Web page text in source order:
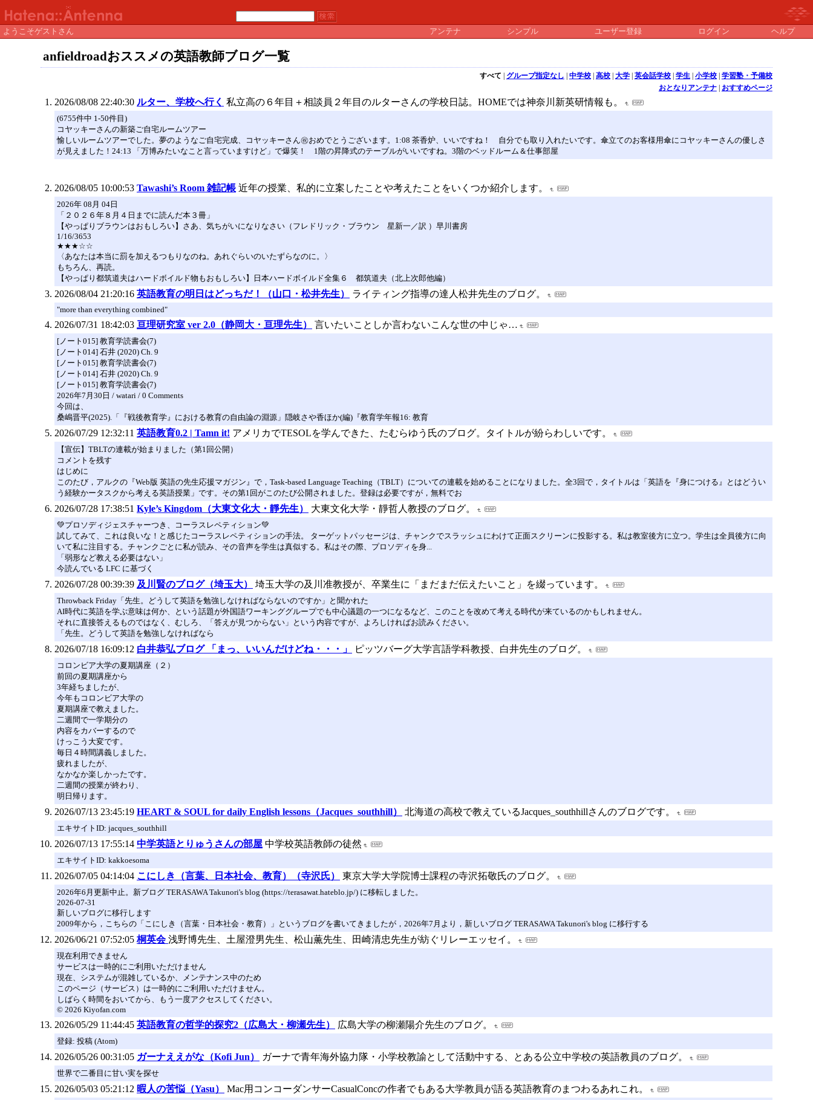
ようこそゲストさん アンテナ シンプル ユーザー登録 ログイン ヘルプ
anfieldroadおススメの英語教師ブログ一覧
すべて グループ指定なし 中学校| 高校| 大学| 英会話学校| 学生| 小学校| 学習塾・予備校
おとなりアンテナ| おすすめページ
2026/08/08 22:40:30 ルター、学校へ行く 私立高の６年目＋相談員２年目のルターさんの学校日誌。HOMEでは神奈川新英研情報も。
(6755件中 1-50件目)
コヤッキーさんの新築ご自宅ルームツアー
愉しいルームツアーでした。夢のようなご自宅完成、コヤッキーさん㊗おめでとうございます。1:08 茶香炉、いいですね！ 自分でも取り入れたいです。傘立てのお客様用傘にコヤッキーさんの優しさ
が見えました！24:13 「万博みたいなこと言っていますけど」で爆笑！ 1階の昇降式のテーブルがいいですね。3階のベッドルーム＆仕事部屋
2026/08/05 10:00:53 Tawashi’s Room 雑記帳 近年の授業、私的に立案したことや考えたことをいくつか紹介します。
2026年 08月 04日
「２０２６年８月４日までに読んだ本３冊」
【やっぱりブラウンはおもしろい】さあ、気ちがいになりなさい（フレドリック・ブラウン 星新一／訳 ）早川書房
1/16/3653
★★★☆☆
〈あなたは本当に罰を加えるつもりなのね。あれぐらいのいたずらなのに。〉
もちろん、再読。
【やっぱり都筑道夫はハードボイルド物もおもしろい】日本ハードボイルド全集６ 都筑道夫（北上次郎他編）
2026/08/04 21:20:16 英語教育の明日はどっちだ！（山口・松井先生） ライティング指導の達人松井先生のブログ。
"more than everything combined"
2026/07/31 18:42:03 亘理研究室 ver 2.0（静岡大・亘理先生） 言いたいことしか言わないこんな世の中じゃ…
[ノート015] 教育学読書会(7)
[ノート014] 石井 (2020) Ch. 9
[ノート015] 教育学読書会(7)
[ノート014] 石井 (2020) Ch. 9
[ノート015] 教育学読書会(7)
2026年7月30日 / watari / 0 Comments
今回は、
桑嶋晋平(2025).「『戦後教育学』における教育の自由論の淵源」隠岐さや香ほか(編)『教育学年報16: 教育
2026/07/29 12:32:11 英語教育0.2 | Tamn it! アメリカでTESOLを学んできた、たむらゆう氏のブログ。タイトルが紛らわしいです。
【宣伝】TBLTの連載が始まりました（第1回公開）
コメントを残す
はじめに
このたび，アルクの『Web版 英語の先生応援マガジン』で，Task-based Language Teaching（TBLT）についての連載を始めることになりました。全3回で，タイトルは「英語を『身につける』とはどうい
う経験かータスクから考える英語授業」です。その第1回がこのたび公開されました。登録は必要ですが，無料でお
2026/07/28 17:38:51 Kyle’s Kingdom（大東文化大・靜先生） 大東文化大学・靜哲人教授のブログ。
💚プロソディジェスチャーつき、コーラスレペティション💚
試してみて、これは良いな！と感じたコーラスレペティションの手法。 ターゲットパッセージは、チャンクでスラッシュにわけて正面スクリーンに投影する。私は教室後方に立つ。学生は全員後方に向
いて私に注目する。チャンクごとに私が読み、その音声を学生は真似する。私はその際、プロソディを身...
「弱形など教える必要はない」
今読んでいる LFC に基づく
2026/07/28 00:39:39 及川賢のブログ（埼玉大） 埼玉大学の及川准教授が、卒業生に「まだまだ伝えたいこと」を綴っています。
Throwback Friday「先生。どうして英語を勉強しなければならないのですか」と聞かれた
AI時代に英語を学ぶ意味は何か、という話題が外国語ワーキンググループでも中心議題の一つになるなど、このことを改めて考える時代が来ているのかもしれません。
それに直接答えるものではなく、むしろ、「答えが見つからない」という内容ですが、よろしければお読みください。
「先生。どうして英語を勉強しなければなら
2026/07/18 16:09:12 白井恭弘ブログ 「まっ、いいんだけどね・・・」 ピッツバーグ大学言語学科教授、白井先生のブログ。
コロンビア大学の夏期講座（２）
前回の夏期講座から
3年経ちましたが、
今年もコロンビア大学の
夏期講座で教えました。
二週間で一学期分の
内容をカバーするので
けっこう大変です。
毎日４時間講義しました。
疲れましたが、
なかなか楽しかったです。
二週間の授業が終わり、
明日帰ります。
2026/07/13 23:45:19 HEART & SOUL for daily English lessons（Jacques_southhill） 北海道の高校で教えているJacques_southhillさんのブログです。
エキサイトID: jacques_southhill
2026/07/13 17:55:14 中学英語とりゅうさんの部屋 中学校英語教師の徒然
エキサイトID: kakkoesoma
2026/07/05 04:14:04 こにしき（言葉、日本社会、教育）（寺沢氏） 東京大学大学院博士課程の寺沢拓敬氏のブログ。
2026年6月更新中止。新ブログ TERASAWA Takunori's blog (https://terasawat.hateblo.jp/) に移転しました。
2026-07-31
新しいブログに移行します
2009年から，こちらの「こにしき（言葉・日本社会・教育）」というブログを書いてきましたが，2026年7月より，新しいブログ TERASAWA Takunori's blog に移行する
2026/06/21 07:52:05 桐英会浅野博先生、土屋澄男先生、松山薫先生、田崎清忠先生が紡ぐリレーエッセイ。
現在利用できません
サービスは一時的にご利用いただけません
現在、システムが混雑しているか、メンテナンス中のため
このページ（サービス）は一時的にご利用いただけません。
しばらく時間をおいてから、もう一度アクセスしてください。
© 2026 Kiyofan.com
2026/05/29 11:44:45 英語教育の哲学的探究2（広島大・柳瀬先生） 広島大学の柳瀬陽介先生のブログ。
登録: 投稿 (Atom)
2026/05/26 00:31:05 ガーナええがな（Kofi Jun） ガーナで青年海外協力隊・小学校教諭として活動中する、とある公立中学校の英語教員のブログ。
世界で二番目に甘い実を探せ
2026/05/03 05:21:12 暇人の苦悩（Yasu） Mac用コンコーダンサーCasualConcの作者でもある大学教員が語る英語教育のまつわるあれこれ。